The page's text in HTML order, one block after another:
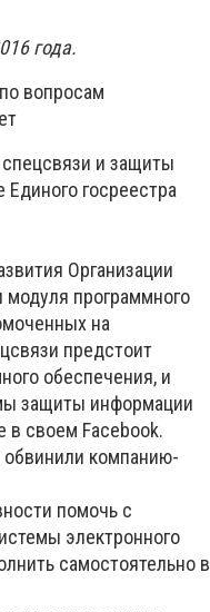
года.
вопросам
и защиты
госреестра
Организации
программного
на
предстоит
обеспечения, и
защиты информации
в своем Facebook.
компанию-
помочь с
электронного
самостоятельно в